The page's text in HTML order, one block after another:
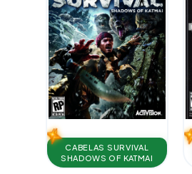
CABELAS SURVIVAL
SHADOWS OF KATMAI